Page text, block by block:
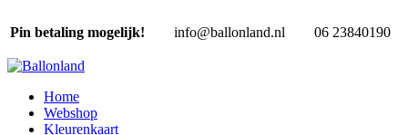
Pin betaling mogelijk! info@ballonland.nl 06 23840190
Home
Webshop
Kleurenkaart